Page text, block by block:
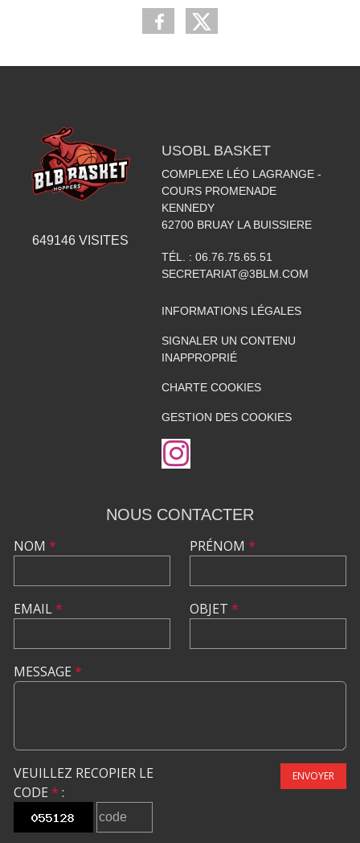
649146 VISITES
USOBL BASKET
COMPLEXE LÉO LAGRANGE -
COURS PROMENADE
KENNEDY
62700 BRUAY LA BUISSIERE
TÉL. : 06.76.75.65.51
SECRETARIAT@3BLM.COM
INFORMATIONS LÉGALES
SIGNALER UN CONTENU
INAPPROPRIÉ
CHARTE COOKIES
GESTION DES COOKIES
NOUS CONTACTER
NOM *
EMAIL*
PRÉNOM *
OBJET *
MESSAGE *
VEUILLEZ RECOPIER LE
CODE * :
ENVOYER